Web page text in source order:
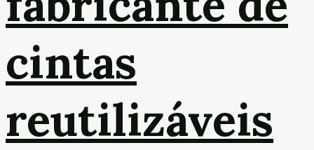
cintas
reutilizáveis